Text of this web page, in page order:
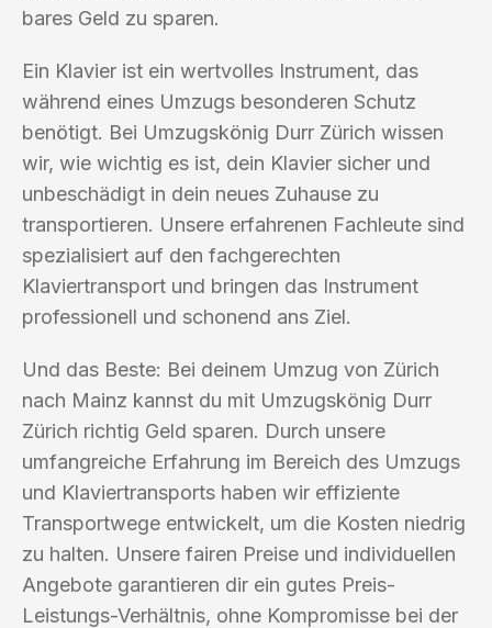
bares Geld zu sparen.
Ein Klavier ist ein wertvolles Instrument, das
während eines Umzugs besonderen Schutz
benötigt. Bei Umzugskönig Durr Zürich wissen
wir, wie wichtig es ist, dein Klavier sicher und
unbeschädigt in dein neues Zuhause zu
transportieren. Unsere erfahrenen Fachleute sind
spezialisiert auf den fachgerechten
Klaviertransport und bringen das Instrument
professionell und schonend ans Ziel.
Und das Beste: Bei deinem Umzug von Zürich
nach Mainz kannst du mit Umzugskönig Durr
Zürich richtig Geld sparen. Durch unsere
umfangreiche Erfahrung im Bereich des Umzugs
und Klaviertransports haben wir effiziente
Transportwege entwickelt, um die Kosten niedrig
zu halten. Unsere fairen Preise und individuellen
Angebote garantieren dir ein gutes Preis-
Leistungs-Verhältnis, ohne Kompromisse bei der